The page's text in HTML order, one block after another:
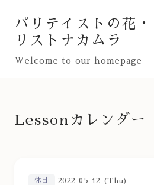
パリテイストの花
リストナカムラ
Welcome to our homepage
Lessonカレンダー
休日 2022-05-12 (Thu)